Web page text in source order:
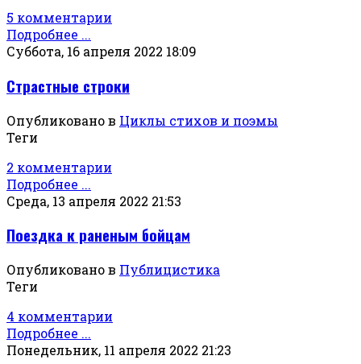
5 комментарии
Подробнее ...
Суббота, 16 апреля 2022 18:09
Страстные строки
Опубликовано в Циклы стихов и поэмы
Теги
2 комментарии
Подробнее ...
Среда, 13 апреля 2022 21:53
Поездка к раненым бойцам
Опубликовано в Публицистика
Теги
4 комментарии
Подробнее ...
Понедельник, 11 апреля 2022 21:23